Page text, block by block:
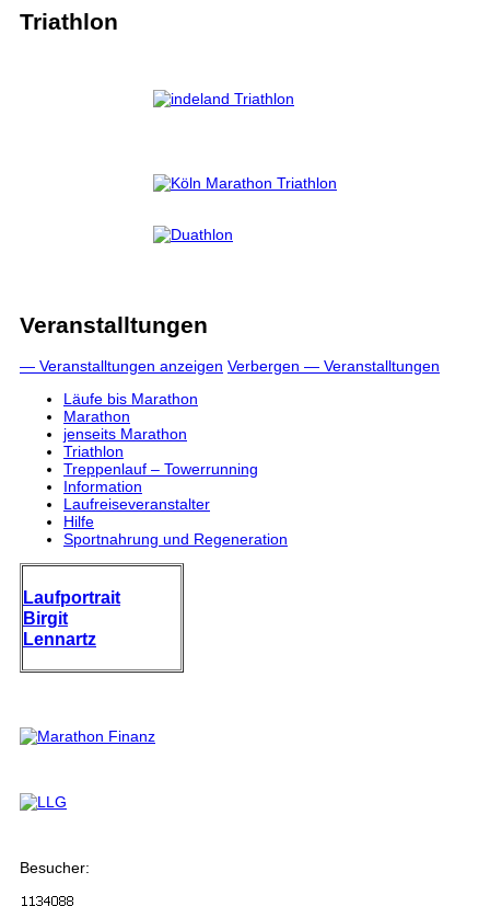
Triathlon
Veranstalltungen
— Veranstalltungen anzeigen Verbergen — Veranstalltungen
Läufe bis Marathon
Marathon
jenseits Marathon
Triathlon
Treppenlauf – Towerrunning
Information
Laufreiseveranstalter
Hilfe
Sportnahrung und Regeneration
Laufportrait
Birgit
Lennartz
Besucher: